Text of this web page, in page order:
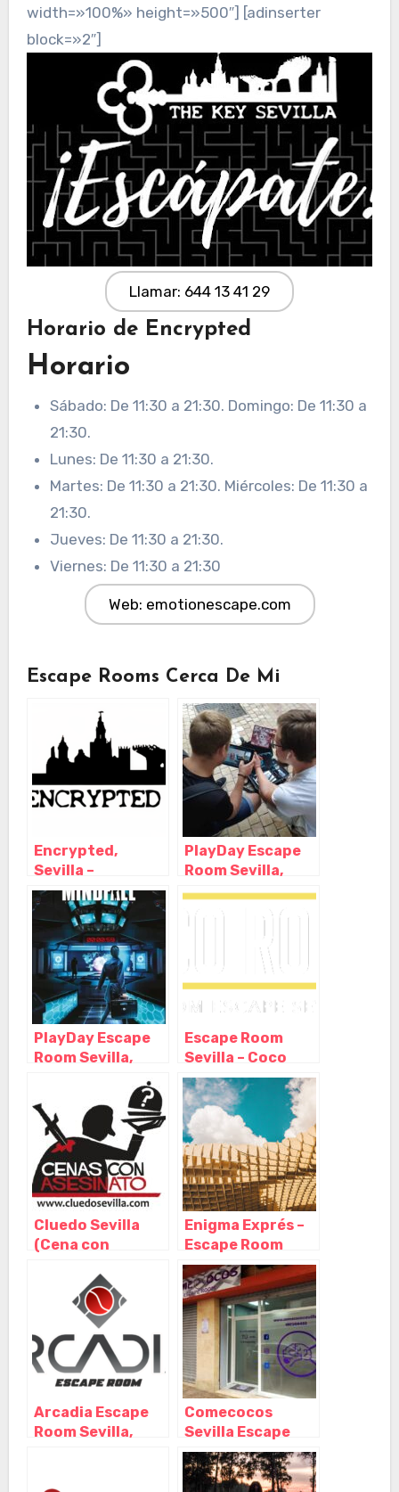
width=»100%» height=»500″] [adinserter
block=»2″]
Llamar: 644 13 41 29
Horario de Encrypted
Horario
Sábado: De 11:30 a 21:30. Domingo: De 11:30 a
21:30.
Lunes: De 11:30 a 21:30.
Martes: De 11:30 a 21:30. Miércoles: De 11:30 a
21:30.
Jueves: De 11:30 a 21:30.
Viernes: De 11:30 a 21:30
Web: emotionescape.com
Escape Rooms Cerca De Mi
Encrypted,
Sevilla –
Andalucía
PlayDay Escape
Room Sevilla,
Sevilla –
PlayDay Escape
Room Sevilla,
Escape Room
Sevilla – Coco
Room, Sevilla –
Andalucia
Cluedo Sevilla
(Cena con
Sevilla –
Andalucía
Enigma Exprés –
Escape Room
(Sevilla), Sevilla –
Andalucía
Arcadia Escape
Room Sevilla,
Comecocos
Sevilla Escape
Room, Sevilla –
Andalucía